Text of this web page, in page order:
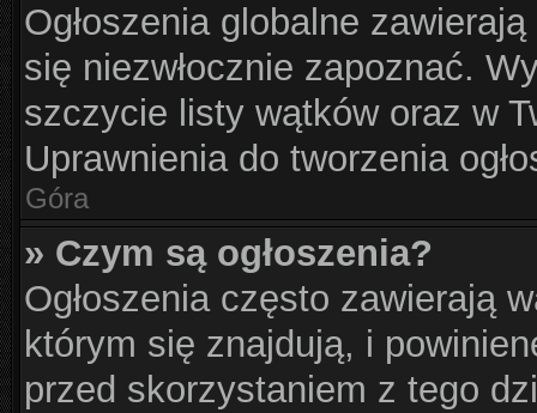
Ogłoszenia globalne
się niezwłocznie zapoznać.
szczycie listy wątków oraz w
Uprawnienia do tworzenia
Góra
» Czym są ogłoszenia?
Ogłoszenia często zawierają
którym się znajdują, i
przed skorzystaniem z tego